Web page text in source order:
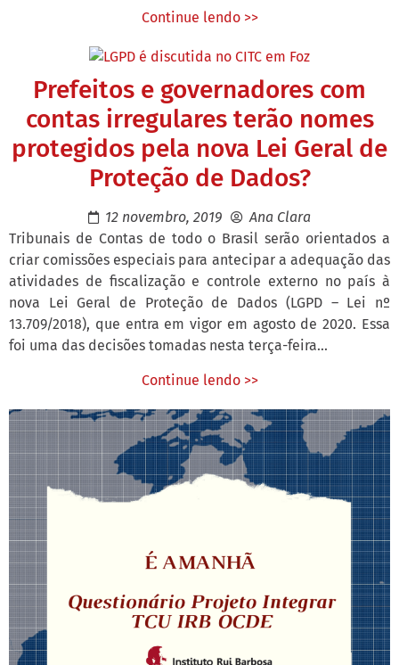
Continue lendo >>
Prefeitos e governadores com
contas irregulares terão nomes
protegidos pela nova Lei Geral de
Proteção de Dados?
12 novembro, 2019
Ana Clara
Tribunais de Contas de todo o Brasil serão orientados a
criar comissões especiais para antecipar a adequação das
atividades de fiscalização e controle externo no país à
nova Lei Geral de Proteção de Dados (LGPD – Lei nº
13.709/2018), que entra em vigor em agosto de 2020. Essa
foi uma das decisões tomadas nesta terça-feira...
Continue lendo >>